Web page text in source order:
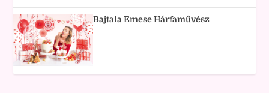
Bajtala Emese Hárfaművész